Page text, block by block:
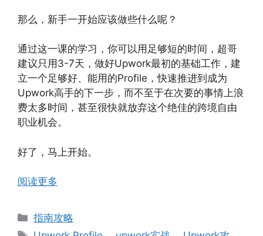
那么，新手一开始应该做些什么呢？
通过这一课的学习，你可以用足够短的时间，超哥
建议只用3-7天，做好Upwork最初的基础工作，建
立一个足够好、能用的Profile，快速推进到成为
Upwork高手的下一步，而不至于在次要的事情上浪
费太多时间，甚至很快就放弃这个绝佳的跨境自由
职业机会。
好了，马上开始。
阅读更多
分
类
指南攻略
标